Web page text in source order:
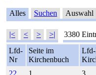
Alles Suchen Auswahl
|< < > >| 3380
Lfd-
Nr
Seite im
Kirchenbuch
22
1 3